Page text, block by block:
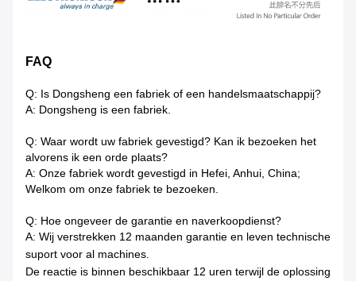
FAQ
Q: Is Dongsheng een fabriek of een handelsmaatschappij?
A: Dongsheng is een fabriek.
Q: Waar wordt uw fabriek gevestigd? Kan ik bezoeken het
alvorens ik een orde plaats?
A: Onze fabriek wordt gevestigd in Hefei, Anhui, China;
Welkom om onze fabriek te bezoeken.
Q: Hoe ongeveer de garantie en naverkoopdienst?
A: Wij verstrekken 12 maanden garantie en leven technische
suport voor al machines.
De reactie is binnen beschikbaar 12 uren terwijl de oplossing